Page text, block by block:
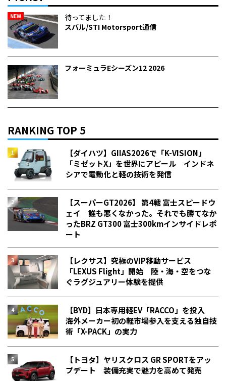
NEW
待ってました！
スバル/STI Motorsport通信
フォーミュラEシーズン12 2026
RANKING TOP 5
【ダイハツ】GIIAS2026で「K-VISION」
「ミゼットX」を世界にアピール インドネ
シアで電動化と軽の技術を発信
【スーパーGT2026】 第4戦 富士スピードウ
ェイ 誰も悪くなかった。それでも勝てなか
った――BRZ GT300 富士300kmインサイドレポ
ート
【レクサス】究極のVIP移動サービス
「LEXUS Flight」開始 陸・海・空をつな
ぐラグジュアリー体験を提供
【BYD】日本専用軽EV「RACCO」を投入
海外メーカー初の軽市場参入を支える独自技
術「X-PACK」の実力
【トヨタ】ヤリスクロス GR SPORTをアッ
プデート 装備充実で魅力を高めて発売